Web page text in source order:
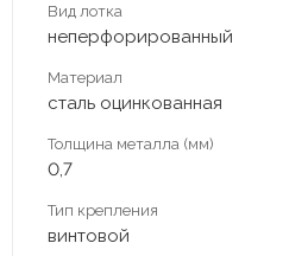
Вид лотка
неперфорированный
Материал
сталь оцинкованная
Толщина металла (мм)
0,7
Тип крепления
винтовой